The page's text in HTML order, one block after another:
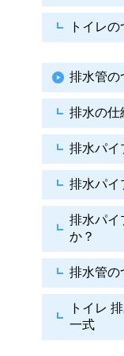
トイレ
排水管の
排水の仕
排水パイ
排水パイ
排水パイ
か？
排水管の
トイレ
一式